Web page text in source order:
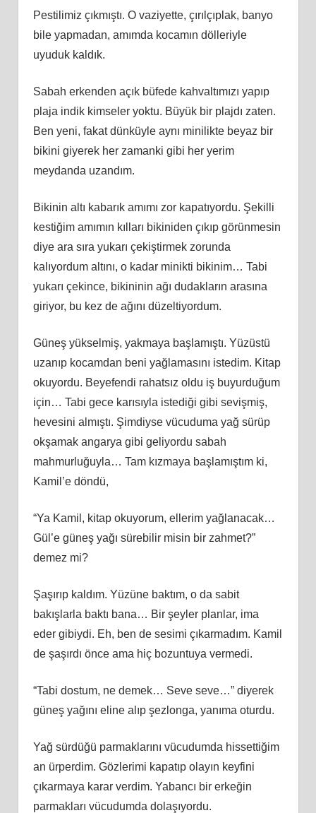
Pestilimiz çıkmıştı. O vaziyette, çırılçıplak, banyo
bile yapmadan, amımda kocamın dölleriyle
uyuduk kaldık.
Sabah erkenden açık büfede kahvaltımızı yapıp
plaja indik kimseler yoktu. Büyük bir plajdı zaten.
Ben yeni, fakat dünküyle aynı minilikte beyaz bir
bikini giyerek her zamanki gibi her yerim
meydanda uzandım.
Bikinin altı kabarık amımı zor kapatıyordu. Şekilli
kestiğim amımın kılları bikiniden çıkıp görünmesin
diye ara sıra yukarı çekiştirmek zorunda
kalıyordum altını, o kadar minikti bikinim… Tabi
yukarı çekince, bikininin ağı dudakların arasına
giriyor, bu kez de ağını düzeltiyordum.
Güneş yükselmiş, yakmaya başlamıştı. Yüzüstü
uzanıp kocamdan beni yağlamasını istedim. Kitap
okuyordu. Beyefendi rahatsız oldu iş buyurduğum
için… Tabi gece karısıyla istediği gibi sevişmiş,
hevesini almıştı. Şimdiyse vücuduma yağ sürüp
okşamak angarya gibi geliyordu sabah
mahmurluğuyla… Tam kızmaya başlamıştım ki,
Kamil’e döndü,
“Ya Kamil, kitap okuyorum, ellerim yağlanacak…
Gül’e güneş yağı sürebilir misin bir zahmet?”
demez mi?
Şaşırıp kaldım. Yüzüne baktım, o da sabit
bakışlarla baktı bana… Bir şeyler planlar, ima
eder gibiydi. Eh, ben de sesimi çıkarmadım. Kamil
de şaşırdı önce ama hiç bozuntuya vermedi.
“Tabi dostum, ne demek… Seve seve…” diyerek
güneş yağını eline alıp şezlonga, yanıma oturdu.
Yağ sürdüğü parmaklarını vücudumda hissettiğim
an ürperdim. Gözlerimi kapatıp olayın keyfini
çıkarmaya karar verdim. Yabancı bir erkeğin
parmakları vücudumda dolaşıyordu.